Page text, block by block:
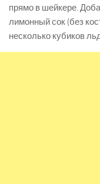
прямо в шейкере.
лимонный сок (без
несколько кубиков